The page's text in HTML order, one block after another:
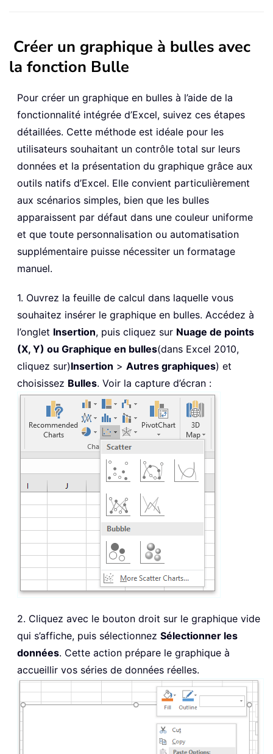
Créer un graphique à bulles avec
la fonction Bulle
Pour créer un graphique en bulles à l’aide de la
fonctionnalité intégrée d’Excel, suivez ces étapes
détaillées. Cette méthode est idéale pour les
utilisateurs souhaitant un contrôle total sur leurs
données et la présentation du graphique grâce aux
outils natifs d’Excel. Elle convient particulièrement
aux scénarios simples, bien que les bulles
apparaissent par défaut dans une couleur uniforme
et que toute personnalisation ou automatisation
supplémentaire puisse nécessiter un formatage
manuel.
1. Ouvrez la feuille de calcul dans laquelle vous
souhaitez insérer le graphique en bulles. Accédez à
l’onglet Insertion, puis cliquez sur Nuage de points
(X, Y) ou Graphique en bulles(dans Excel 2010,
cliquez sur)Insertion > Autres graphiques) et
choisissez Bulles. Voir la capture d’écran :
2. Cliquez avec le bouton droit sur le graphique vide
qui s’affiche, puis sélectionnez Sélectionner les
données. Cette action prépare le graphique à
accueillir vos séries de données réelles.